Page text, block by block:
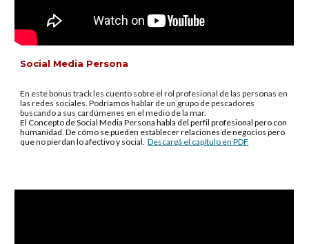
Social Media Persona
En este bonus track les cuento sobre el rol profesional de las personas en
las redes sociales. Podríamos hablar de un grupo de pescadores
buscando a sus cardúmenes en el medio de la mar.
El Concepto de Social Media Persona habla del perfil profesional pero con
humanidad. De cómo se pueden establecer relaciones de negocios pero
que no pierdan lo afectivo y social. Descargá el capítulo en PDF